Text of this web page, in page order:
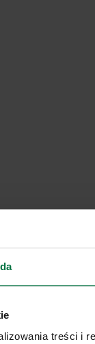
treści i